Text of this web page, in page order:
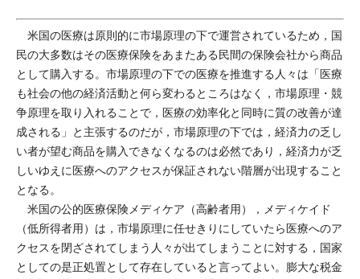
米国の医療は原則的に市場原理の下で運営されているため，国
民の大多数はその医療保険をあまたある民間の保険会社から商品
として購入する。市場原理の下での医療を推進する人々は「医療
も社会の他の経済活動と何ら変わるところはなく，市場原理・競
争原理を取り入れることで，医療の効率化と同時に質の改善が達
成される」と主張するのだが，市場原理の下では，経済力の乏し
い者が望む商品を購入できなくなるのは必然であり，経済力が乏
しいゆえに医療へのアクセスが保証されない階層が出現すること
となる。
米国の公的医療保険メディケア（高齢者用），メディケイド
（低所得者用）は，市場原理に任せきりにしていたら医療へのア
クセスを閉ざされてしまう人々が出てしまうことに対する，国家
としての是正処置として存在していると言ってよい。膨大な税金